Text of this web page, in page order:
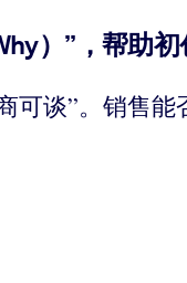
）”，帮助
谈”。销售